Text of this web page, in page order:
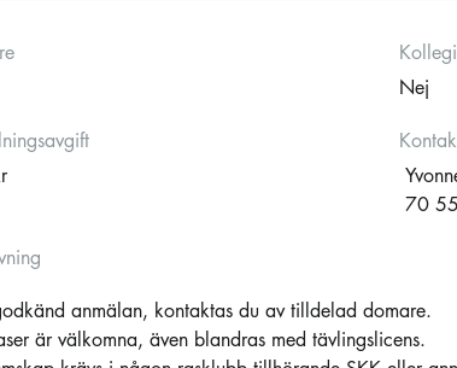
Nej
70
anmälan, kontaktas du av tilldelad domare.
är välkomna, även blandras med tävlingslicens.